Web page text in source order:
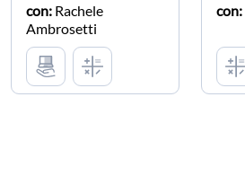
con: Rachele
Ambrosetti
con: